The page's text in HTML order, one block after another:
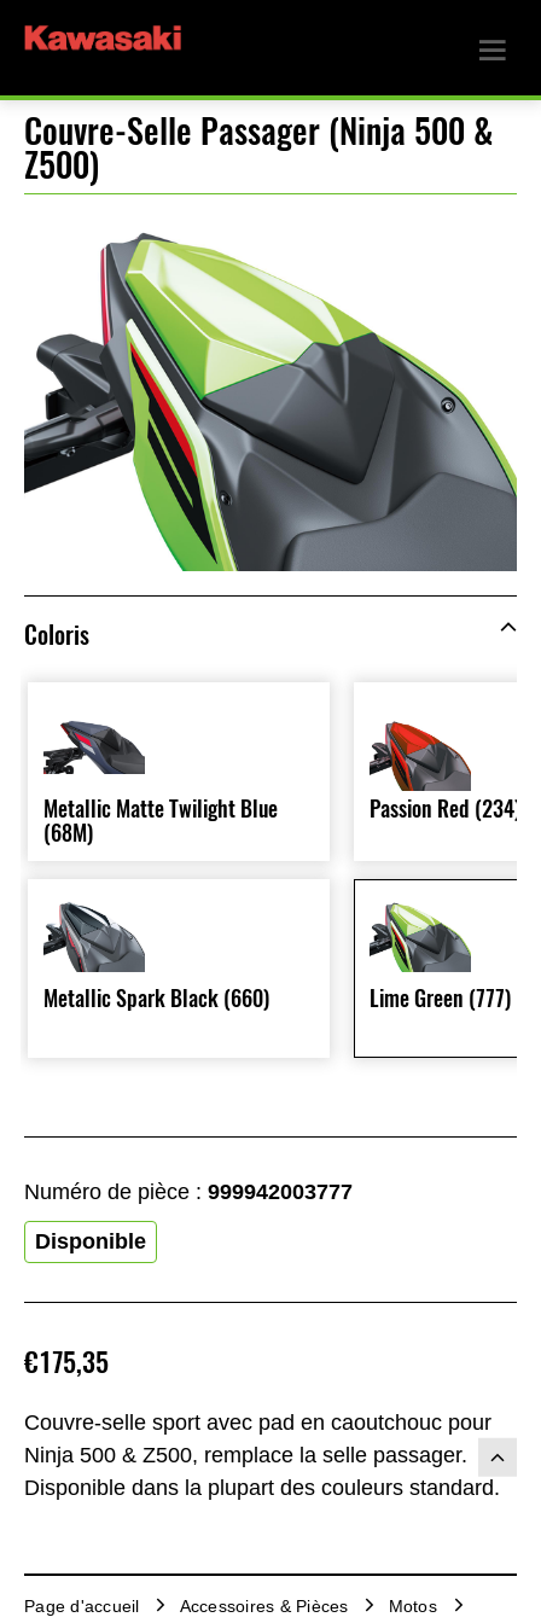
Couvre-Selle Passager (Ninja 500 &
Z500)
Couvre-selle sport avec pad en caoutchouc pour
Ninja 500 & Z500, remplace la selle passager.
Disponible dans la plupart des couleurs standard.
€175,35
Numéro de pièce : 999942003777
Disponible
Coloris
Metallic Matte Twilight Blue
(68M)
Metallic Spark Black (660)
Passion Red (234)
Lime Green (777)
Page d'accueil Accessoires & Pièces
Motos